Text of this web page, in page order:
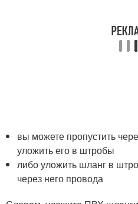
вы можете пропустить
уложить его в штробы
либо уложить шланг в
через него провода